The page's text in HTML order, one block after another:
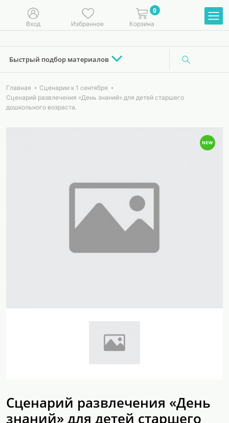
Вход Избранное
0
Корзина
Быстрый подбор материалов
Главная
Сценарии к 1 сентября
Сценарий развлечения «День знаний» для детей старшего
дошкольного возраста.
Сценарий развлечения «День
знаний» для детей старшего